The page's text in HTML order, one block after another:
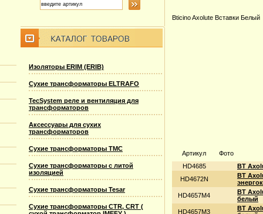
Изоляторы ERIM (ERIB)
Сухие трансформаторы ELTRAFO
TecSystem реле и вентиляция для
трансформаторов
Аксессуары для сухих
трансформаторов
Сухие трансформаторы TMC
Сухие трансформаторы с литой
изоляцией
Сухие трансформаторы Tesar
Сухие трансформаторы CTR, CRT (
Bticino Axolute Вставки Белый
Артикул
Фото
HD4685
BT
HD4672N
BT
HD4657M4
BT
белый
HD4657M3
BT